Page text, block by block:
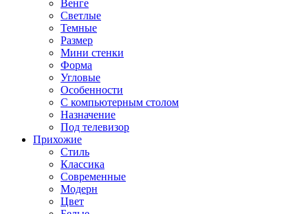
Венге
Светлые
Темные
Размер
Мини стенки
Форма
Угловые
Особенности
С компьютерным столом
Назначение
Под телевизор
Прихожие
Стиль
Классика
Современные
Модерн
Цвет